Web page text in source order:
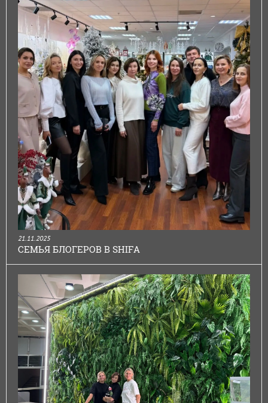
21.11.2025
СЕМЬЯ БЛОГЕРОВ В SHIFA